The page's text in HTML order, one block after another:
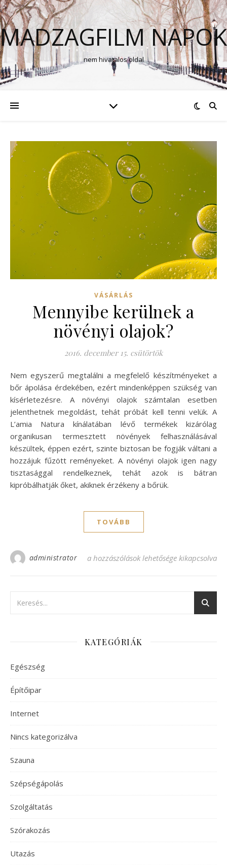
MADZAGFILM NAPOK
nem hivatalos oldal
VÁSÁRLÁS
Mennyibe kerülnek a
növényi olajok?
2016. december 15. csütörtök
Nem egyszerű megtalálni a megfelelő készítményeket a
bőr ápolása érdekében, ezért mindenképpen szükség van
kísérletezésre. A növényi olajok számtalan esetben
jelenthetnek megoldást, tehát próbát kell tenni velük. A
L’amia Natura kínálatában lévő termékek kizárólag
organikusan termesztett növények felhasználásával
készültek, éppen ezért, szinte biztosan be fogják váltani a
hozzájuk fűzött reményeket. A növényi olajok igen nagy
tisztasággal rendelkeznek, tehát azok is bátran
kipróbálhatják őket, akiknek érzékeny a bőrük.
TOVÁBB
administrator Mennyibe kerülnek a növényi olajok?
a hozzászólások lehetősége kikapcsolva
KATEGÓRIÁK
Egészség
Építőipar
Internet
Nincs kategorizálva
Szauna
Szépségápolás
Szolgáltatás
Szórakozás
Utazás